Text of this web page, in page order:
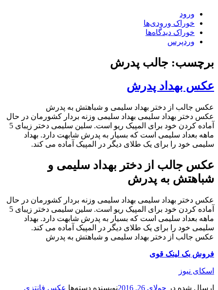
ورود
خوراک ورودی‌ها
خوراک دیدگاه‌ها
وردپرس
برچسب: جالب پدرش
عکس بهداد پدرش
عکس جالب از دختر بهداد سلیمی و شباهتش به پدرش
عکس دختر بهداد سلیمی بهداد سلیمی وزنه بردار کشورمان در حال
آماده کردن خود برای المپیک ریو است. سلین سلیمی دختر زیبای 5
ماهه بعداد سلیمی است که بسیار به پدرش شابهت دارد. بهداد
سلیمی خود را برای یک طلای دیگر در المپیک آماده می کند.
عکس جالب از دختر بهداد سلیمی و
شباهتش به پدرش
عکس دختر بهداد سلیمی بهداد سلیمی وزنه بردار کشورمان در حال
آماده کردن خود برای المپیک ریو است. سلین سلیمی دختر زیبای 5
ماهه بعداد سلیمی است که بسیار به پدرش شابهت دارد. بهداد
سلیمی خود را برای یک طلای دیگر در المپیک آماده می کند.
عکس جالب از دختر بهداد سلیمی و شباهتش به پدرش
فروش بک لینک قوی
اسکای نیوز
ارسال شده در جولای 26, 2016 نویسنده دسته‌ها عکس فانتزی